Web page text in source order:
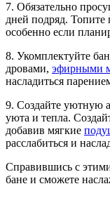
7. Обязательно
дней подряд. Топите
особенно если
8. Укомплектуйте
дровами, эфирными
насладиться
9. Создайте уютную
уюта и тепла.
добавив мягкие
расслабиться и
Справившись с
бане и сможете